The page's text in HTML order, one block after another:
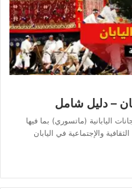
– دليل شامل
اليابانية (ماتسوري) بما فيها
والإجتماعية في اليابان